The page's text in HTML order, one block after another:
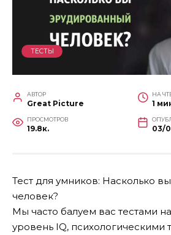
ТЕСТЫ
АВТОР
Great Picture
НА
1
ПРОСМОТРОВ
19.8к. 03/
Тест для умников: Насколько
человек?
Мы часто балуем вас тестами
уровень IQ, психологическими